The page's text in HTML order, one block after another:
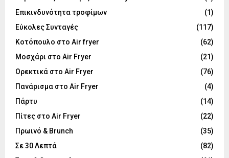
Επικινδυνότητα τροφίμων
(1)
Εύκολες Συνταγές
(117)
Κοτόπουλο στο Air fryer
(62)
Μοσχάρι στο Air Fryer
(21)
Ορεκτικά στο Air Fryer
(76)
Πανάρισμα στο Air Fryer
(4)
Πάρτυ
(14)
Πίτες στο Air Fryer
(22)
Πρωινό & Brunch
(35)
Σε 30 Λεπτά
(82)